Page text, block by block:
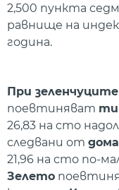
2,500 пункта
равнище на
година.
При зеленчуците
поевтиняват
26,83 на сто
следвани от
21,96 на сто по-
Зелето